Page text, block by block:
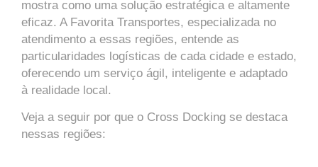
mostra como uma solução estratégica e altamente
eficaz. A Favorita Transportes, especializada no
atendimento a essas regiões, entende as
particularidades logísticas de cada cidade e estado,
oferecendo um serviço ágil, inteligente e adaptado
à realidade local.
Veja a seguir por que o Cross Docking se destaca
nessas regiões: